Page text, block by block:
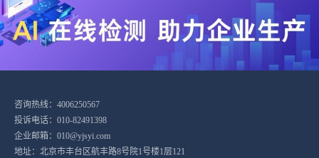
咨询热线：4006250567
投诉电话：010-82491398
企业邮箱：010@yjsyi.com
地址：北京市丰台区航丰路8号院1号楼1层121